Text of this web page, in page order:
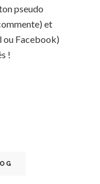
pseudo
et
ou Facebook)
!